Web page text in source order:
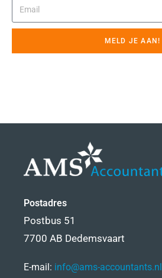
MELD JE AAN!
Postadres
Postbus 51
7700 AB Dedemsvaart
E-mail: info@ams-accountants.nl